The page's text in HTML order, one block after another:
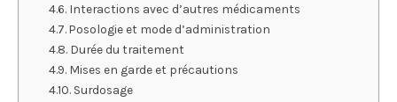
Interactions avec d’autres médicaments
Posologie et mode d’administration
Durée du traitement
Mises en garde et précautions
Surdosage